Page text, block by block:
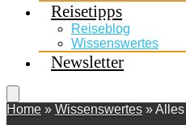
Reisetipps
Reiseblog
Wissenswertes
Newsletter
Home » Wissenswertes »Alles